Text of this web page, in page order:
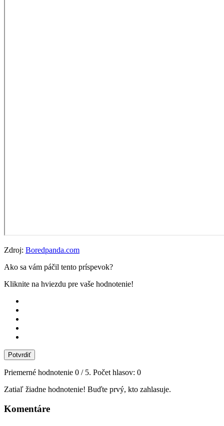
Zdroj: Boredpanda.com
Ako sa vám páčil tento príspevok?
Kliknite na hviezdu pre vaše hodnotenie!
Potvrdiť
Priemerné hodnotenie 0 / 5. Počet hlasov: 0
Zatiaľ žiadne hodnotenie! Buďte prvý, kto zahlasuje.
Komentáre